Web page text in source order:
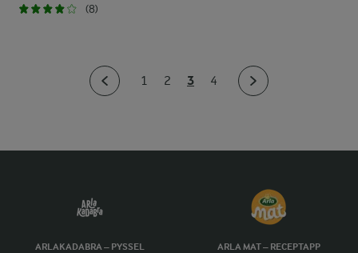
(8)
1 2 3 4
ARLAKADABRA – PYSSEL
ARLA MAT – RECEPTAPP